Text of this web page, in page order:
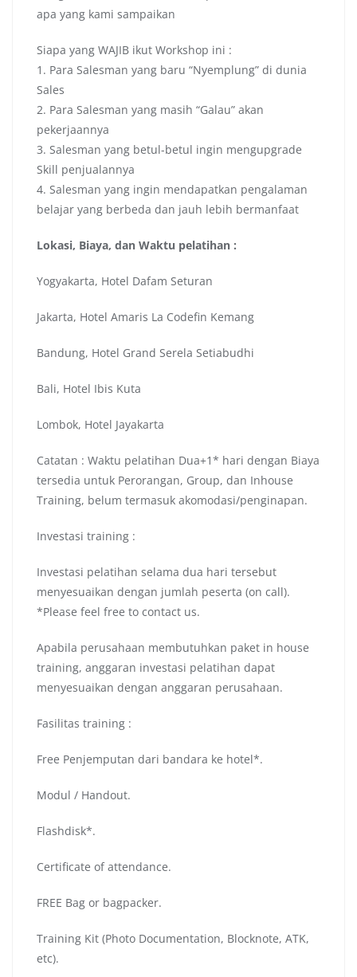
apa yang kami sampaikan
Siapa yang WAJIB ikut Workshop ini :
1. Para Salesman yang baru “Nyemplung” di dunia
Sales
2. Para Salesman yang masih “Galau” akan
pekerjaannya
3. Salesman yang betul-betul ingin mengupgrade
Skill penjualannya
4. Salesman yang ingin mendapatkan pengalaman
belajar yang berbeda dan jauh lebih bermanfaat
Lokasi, Biaya, dan Waktu pelatihan :
Yogyakarta, Hotel Dafam Seturan
Jakarta, Hotel Amaris La Codefin Kemang
Bandung, Hotel Grand Serela Setiabudhi
Bali, Hotel Ibis Kuta
Lombok, Hotel Jayakarta
Catatan : Waktu pelatihan Dua+1* hari dengan Biaya
tersedia untuk Perorangan, Group, dan Inhouse
Training, belum termasuk akomodasi/penginapan.
Investasi training :
Investasi pelatihan selama dua hari tersebut
menyesuaikan dengan jumlah peserta (on call).
*Please feel free to contact us.
Apabila perusahaan membutuhkan paket in house
training, anggaran investasi pelatihan dapat
menyesuaikan dengan anggaran perusahaan.
Fasilitas training :
Free Penjemputan dari bandara ke hotel*.
Modul / Handout.
Flashdisk*.
Certificate of attendance.
FREE Bag or bagpacker.
Training Kit (Photo Documentation, Blocknote, ATK,
etc).